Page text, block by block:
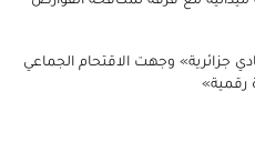
جزائرية» وجهت الاقتحام الجماعي
رقمية»